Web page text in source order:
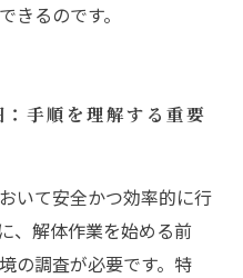
きるのです。
手順を理解する重要
いて安全かつ効率的に行
、解体作業を始める前
の調査が必要です。特